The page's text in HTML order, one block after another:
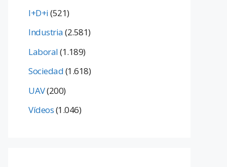
I+D+i(521)
Industria(2.581)
Laboral(1.189)
Sociedad(1.618)
UAV(200)
Vídeos(1.046)